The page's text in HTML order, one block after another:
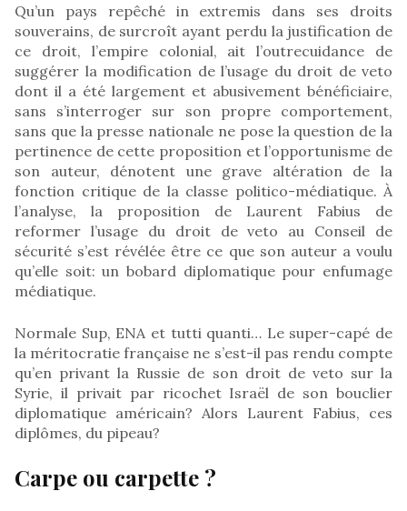
Qu’un pays repêché in extremis dans ses droits
souverains, de surcroît ayant perdu la justification de
ce droit, l’empire colonial, ait l’outrecuidance de
suggérer la modification de l’usage du droit de veto
dont il a été largement et abusivement bénéficiaire,
sans s’interroger sur son propre comportement,
sans que la presse nationale ne pose la question de la
pertinence de cette proposition et l’opportunisme de
son auteur, dénotent une grave altération de la
fonction critique de la classe politico-médiatique. À
l’analyse, la proposition de Laurent Fabius de
reformer l’usage du droit de veto au Conseil de
sécurité s’est révélée être ce que son auteur a voulu
qu’elle soit: un bobard diplomatique pour enfumage
médiatique.
Normale Sup, ENA et tutti quanti… Le super-capé de
la méritocratie française ne s’est-il pas rendu compte
qu’en privant la Russie de son droit de veto sur la
Syrie, il privait par ricochet Israël de son bouclier
diplomatique américain? Alors Laurent Fabius, ces
diplômes, du pipeau?
Carpe ou carpette ?